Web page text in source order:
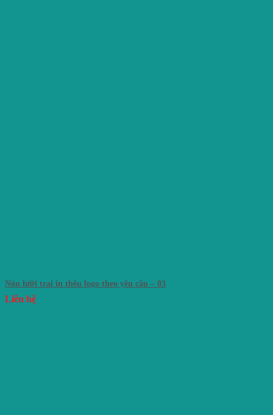
Nón lưỡi trai in thêu logo theo yêu cầu – 03
Liên hệ